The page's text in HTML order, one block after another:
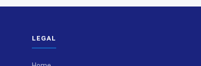
LEGAL